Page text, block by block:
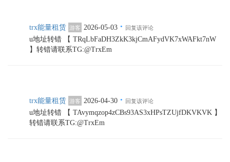
trx能量租赁 游客 2026-05-03 · 回复该评论
u地址转错 【 TRqLbFaDH3ZkK3kjCmAFydVK7xWAFkt7nW
】转错请联系TG:@TrxEm
trx能量租赁 游客 2026-04-30 · 回复该评论
u地址转错 【 TAvymqzop4zCBs93AS3xHPsTZUjfDKVKVK 】
转错请联系TG:@TrxEm